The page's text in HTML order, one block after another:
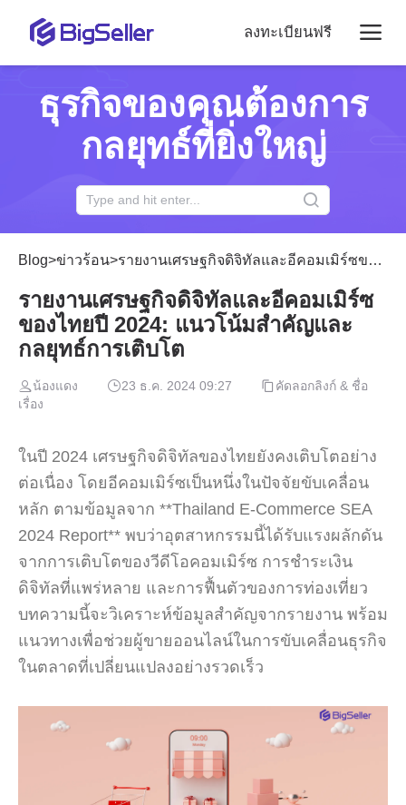
ลงทะเบียนฟรี
ธุรกิจของคุณต้องการ
กลยุทธ์ที่ยิ่งใหญ่
Blog>ข่าวร้อน>รายงานเศรษฐกิจดิจิทัลและอีคอมเมิร์ซของไทยปี 2024: แนวโน้มสำคัญและกลยุทธ์การเติบโต
รายงานเศรษฐกิจดิจิทัลและอีคอมเมิร์ซ
ของไทยปี 2024: แนวโน้มสำคัญและ
กลยุทธ์การเติบโต
น้องแดง 23 ธ.ค. 2024 09:27
คัดลอกลิงก์ & ชื่อ
เรื่อง